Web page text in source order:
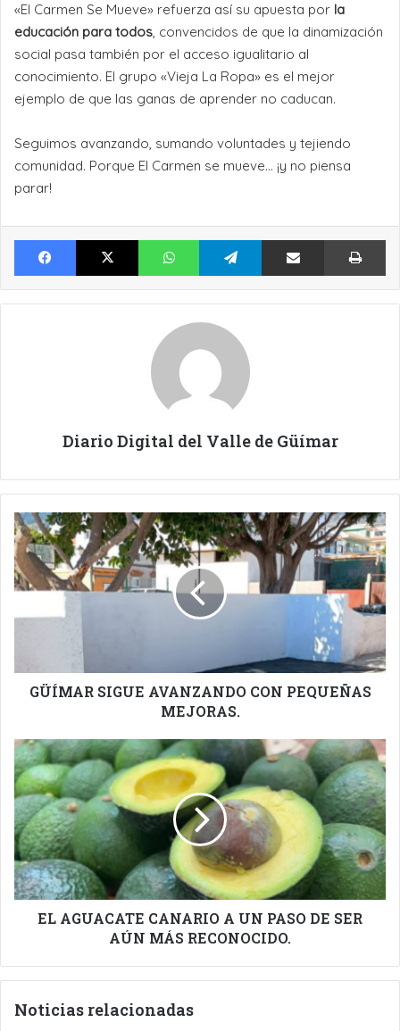
«El Carmen Se Mueve» refuerza así su apuesta por la
educación para todos, convencidos de que la dinamización
social pasa también por el acceso igualitario al
conocimiento. El grupo «Vieja La Ropa» es el mejor
ejemplo de que las ganas de aprender no caducan.
Seguimos avanzando, sumando voluntades y tejiendo
comunidad. Porque El Carmen se mueve… ¡y no piensa
parar!
Facebook X WhatsApp Telegram Compartir por Email
Diario Digital del Valle de Güímar
GÜÍMAR
SIGUE
AVANZANDO
CON
PEQUEÑAS
MEJORAS.
GÜÍMAR SIGUE AVANZANDO CON PEQUEÑAS
MEJORAS.
EL
AGUACATE
CANARIO
A
UN
PASO
DE
SER
AÚN
EL AGUACATE CANARIO A UN PASO DE SER
AÚN MÁS RECONOCIDO.
Noticias relacionadas